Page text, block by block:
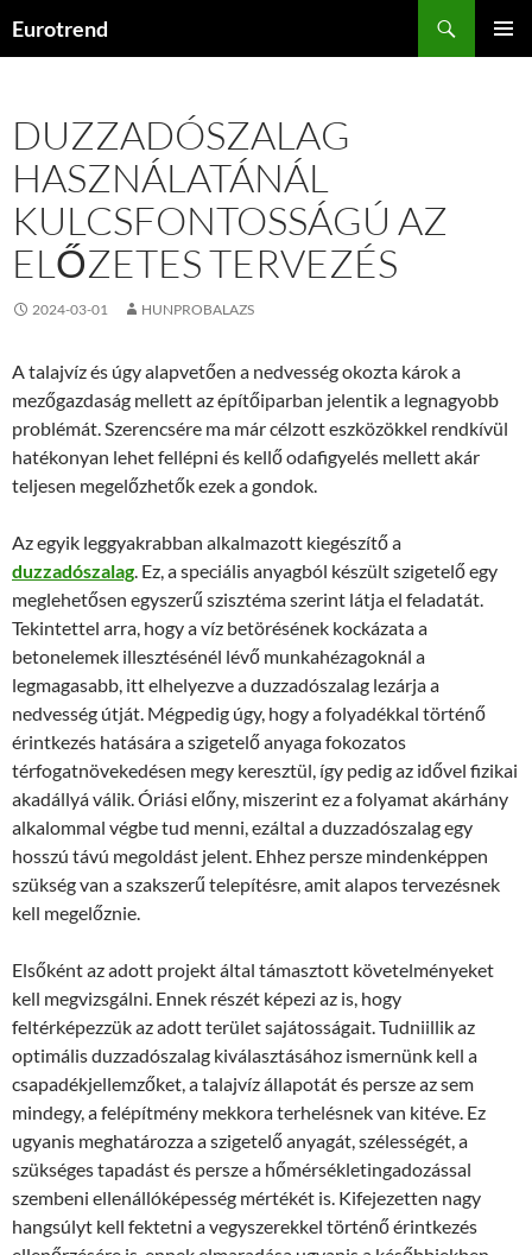
Eurotrend
DUZZADÓSZALAG
HASZNÁLATÁNÁL
KULCSFONTOSSÁGÚ AZ
ELŐZETES TERVEZÉS
2024-03-01 HUNPROBALAZS
A talajvíz és úgy alapvetően a nedvesség okozta károk a
mezőgazdaság mellett az építőiparban jelentik a legnagyobb
problémát. Szerencsére ma már célzott eszközökkel rendkívül
hatékonyan lehet fellépni és kellő odafigyelés mellett akár
teljesen megelőzhetők ezek a gondok.
Az egyik leggyakrabban alkalmazott kiegészítő a
duzzadószalag. Ez, a speciális anyagból készült szigetelő egy
meglehetősen egyszerű szisztéma szerint látja el feladatát.
Tekintettel arra, hogy a víz betörésének kockázata a
betonelemek illesztésénél lévő munkahézagoknál a
legmagasabb, itt elhelyezve a duzzadószalag lezárja a
nedvesség útját. Mégpedig úgy, hogy a folyadékkal történő
érintkezés hatására a szigetelő anyaga fokozatos
térfogatnövekedésen megy keresztül, így pedig az idővel fizikai
akadállyá válik. Óriási előny, miszerint ez a folyamat akárhány
alkalommal végbe tud menni, ezáltal a duzzadószalag egy
hosszú távú megoldást jelent. Ehhez persze mindenképpen
szükség van a szakszerű telepítésre, amit alapos tervezésnek
kell megelőznie.
Elsőként az adott projekt által támasztott követelményeket
kell megvizsgálni. Ennek részét képezi az is, hogy
feltérképezzük az adott terület sajátosságait. Tudniillik az
optimális duzzadószalag kiválasztásához ismernünk kell a
csapadékjellemzőket, a talajvíz állapotát és persze az sem
mindegy, a felépítmény mekkora terhelésnek van kitéve. Ez
ugyanis meghatározza a szigetelő anyagát, szélességét, a
szükséges tapadást és persze a hőmérsékletingadozással
szembeni ellenállóképesség mértékét is. Kifejezetten nagy
hangsúlyt kell fektetni a vegyszerekkel történő érintkezés